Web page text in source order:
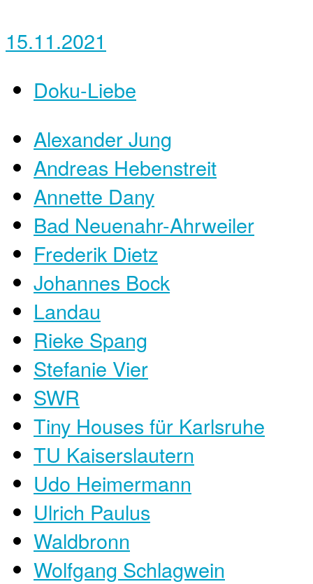
15.11.2021
Doku-Liebe
Alexander Jung
Andreas Hebenstreit
Annette Dany
Bad Neuenahr-Ahrweiler
Frederik Dietz
Johannes Bock
Landau
Rieke Spang
Stefanie Vier
SWR
Tiny Houses für Karlsruhe
TU Kaiserslautern
Udo Heimermann
Ulrich Paulus
Waldbronn
Wolfgang Schlagwein